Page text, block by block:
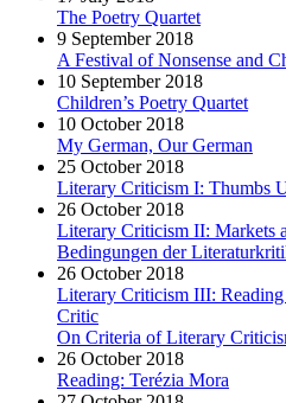
The Poetry Quartet
9 September 2018
A Festival of Nonsense and
10 September 2018
Children’s Poetry Quartet
10 October 2018
My German, Our German
25 October 2018
Literary Criticism I: Thumbs
26 October 2018
Literary Criticism II: Markets
Bedingungen der
26 October 2018
Literary Criticism III: Reading
Critic
On Criteria of Literary
26 October 2018
Reading: Terézia Mora